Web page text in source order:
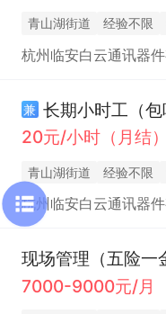
青山湖街道 经验不限
杭州临安白云通讯器
兼 长期小时工（包
20元/小时（月结）
青山湖街道 经验不限
杭州临安白云通讯器
现场管理（五险一
7000-9000元/月